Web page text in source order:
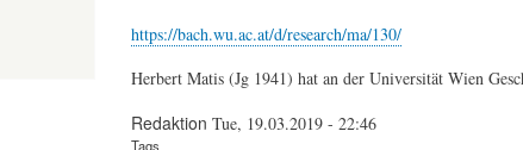
https://bach.wu.ac.at/d/research/ma/130/
Herbert Matis (Jg 1941) hat an der Universität Wien
Redaktion Tue, 19.03.2019 - 22:46
Tags